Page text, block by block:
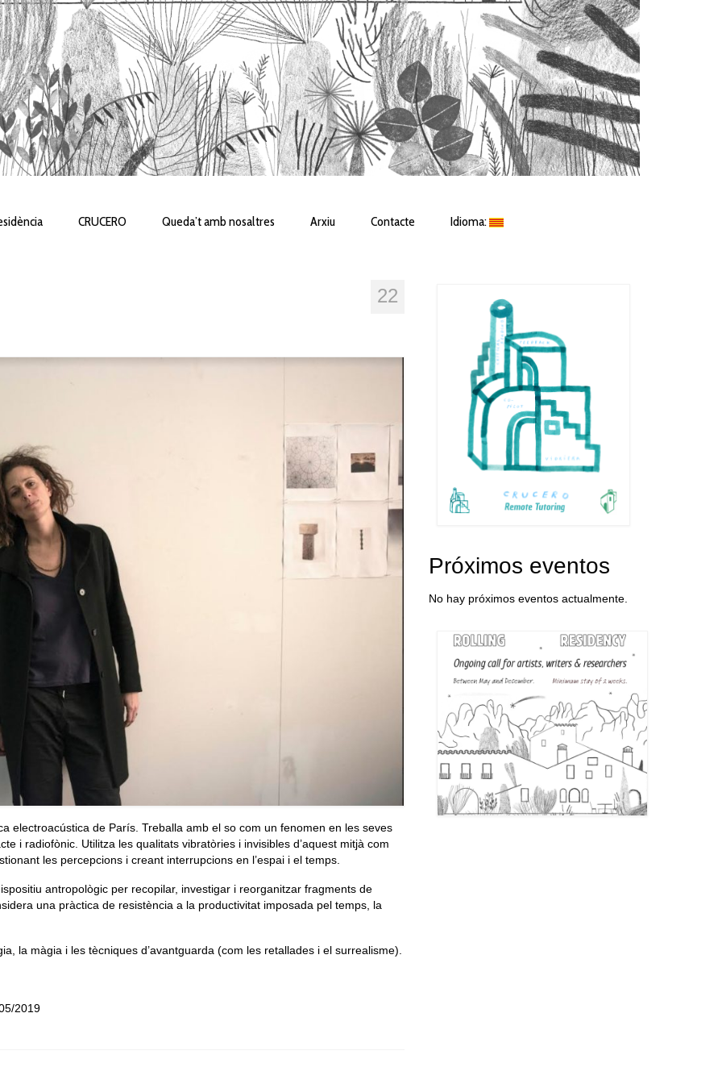
CRUCERO Queda’t amb nosaltres Arxiu Contacte Idioma:
22
electroacústica de París. Treballa amb el so com un fenomen en les seves
i radiofònic. Utilitza les qualitats vibratòries i invisibles d’aquest mitjà com
les percepcions i creant interrupcions en l’espai i el temps.
antropològic per recopilar, investigar i reorganitzar fragments de
una pràctica de resistència a la productivitat imposada pel temps, la
la màgia i les tècniques d’avantguarda (com les retallades i el surrealisme).
2019
Próximos eventos
No hay próximos eventos actualmente.